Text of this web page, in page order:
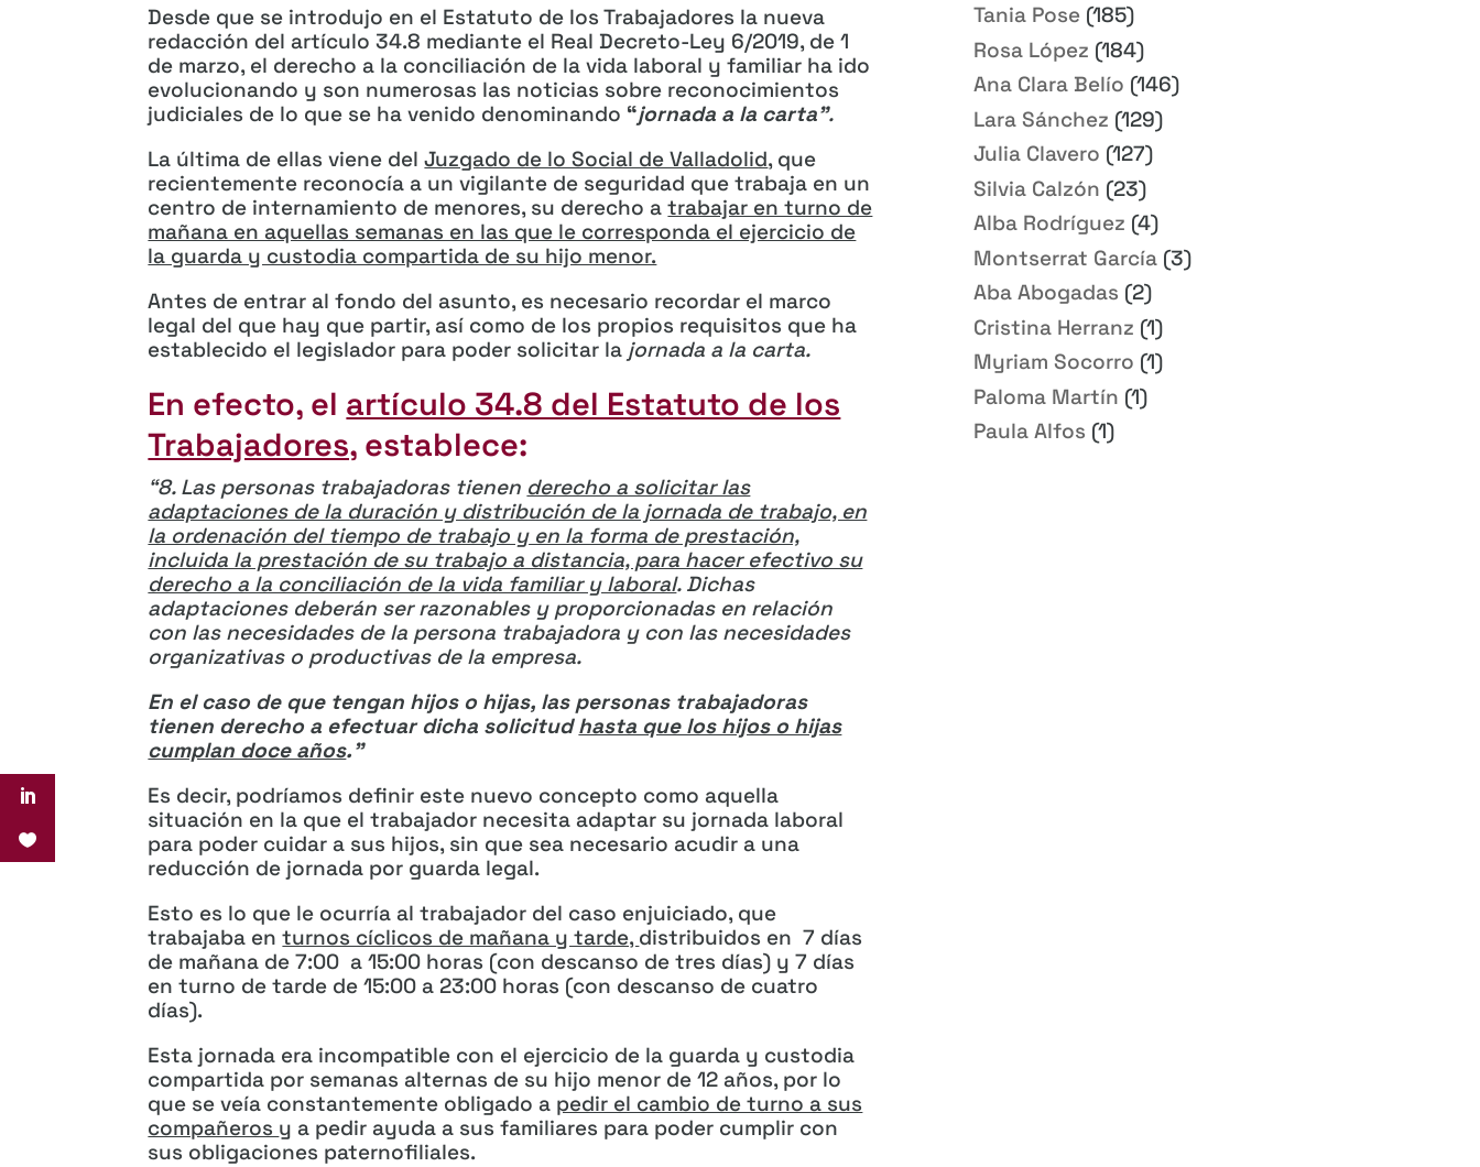
Desde que se introdujo en el Estatuto de los Trabajadores la nueva
redacción del artículo 34.8 mediante el Real Decreto-Ley 6/2019, de 1
de marzo, el derecho a la conciliación de la vida laboral y familiar ha ido
evolucionando y son numerosas las noticias sobre reconocimientos
judiciales de lo que se ha venido denominando “jornada a la carta”.
La última de ellas viene delJuzgado de lo Social de Valladolid, que
recientemente reconocía a un vigilante de seguridad que trabaja en un
centro de internamiento de menores, su derecho atrabajar en turno de
mañana en aquellas semanas en las que le corresponda el ejercicio de
la guarda y custodia compartida de su hijo menor.
Antes de entrar al fondo del asunto, es necesario recordar el marco
legal del que hay que partir, así como de los propios requisitos que ha
establecido el legislador para poder solicitar la jornada a la carta.
En efecto, el artículo 34.8 del Estatuto de los
Trabajadores, establece:
“8. Las personas trabajadoras tienen derecho a solicitar las
adaptaciones de la duración y distribución de la jornada de trabajo, en
la ordenación del tiempo de trabajo y en la forma de prestación,
incluida la prestación de su trabajo a distancia, para hacer efectivo su
derecho a la conciliación de la vida familiar y laboral. Dichas
adaptaciones deberán ser razonables y proporcionadas en relación
con las necesidades de la persona trabajadora y con las necesidades
organizativas o productivas de la empresa.
En el caso de que tengan hijos o hijas, las personas trabajadoras
tienen derecho a efectuar dicha solicitudhasta que los hijos o hijas
cumplan doce años.”
Es decir, podríamos definir este nuevo concepto como aquella
situación en la que el trabajador necesita adaptar su jornada laboral
para poder cuidar a sus hijos, sin que sea necesario acudir a una
reducción de jornada por guarda legal.
Esto es lo que le ocurría al trabajador del caso enjuiciado, que
trabajaba enturnos cíclicos de mañana y tarde, distribuidos en 7 días
de mañana de 7:00 a 15:00 horas (con descanso de tres días) y 7 días
en turno de tarde de 15:00 a 23:00 horas (con descanso de cuatro
días).
Esta jornada era incompatible con el ejercicio de la guarda y custodia
compartida por semanas alternas de su hijo menor de 12 años, por lo
que se veía constantemente obligado a pedir el cambio de turno a sus
compañeros y a pedir ayuda a sus familiares para poder cumplir con
sus obligaciones paternofiliales.
Tania Pose (185)
Rosa López (184)
Ana Clara Belío (146)
Lara Sánchez (129)
Julia Clavero (127)
Silvia Calzón (23)
Alba Rodríguez (4)
Montserrat García (3)
Aba Abogadas (2)
Cristina Herranz (1)
Myriam Socorro (1)
Paloma Martín (1)
Paula Alfos (1)